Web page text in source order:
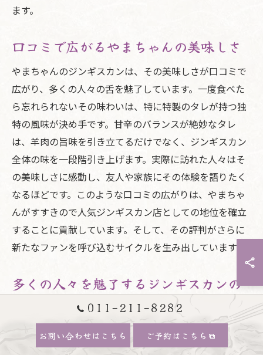
ます。
口コミで広がるやまちゃんの美味しさ
やまちゃんのジンギスカンは、その美味しさが口コミで
広がり、多くの人々の舌を魅了しています。一度食べた
ら忘れられないその味わいは、特に特製のタレが持つ独
特の風味が決め手です。甘辛のバランスが絶妙なタレ
は、羊肉の旨味を引き立てるだけでなく、ジンギスカン
全体の味を一段階引き上げます。実際に訪れた人々はそ
の美味しさに感動し、友人や家族にその体験を語りたく
なるほどです。このような口コミの広がりは、やまちゃ
んがすすきので人気ジンギスカン店としての地位を確立
することに貢献しています。そして、その評判がさらに
新たなファンを呼び込むサイクルを生み出しています。
多くの人々を魅了するジンギスカンの
やまちゃんのジンギスカンが多くの人々を魅了する秘密
は、厳選された素材と丁寧な調理法にあります。まず、
011-211-8282
お問い合わせはこちら ご予約はこちら